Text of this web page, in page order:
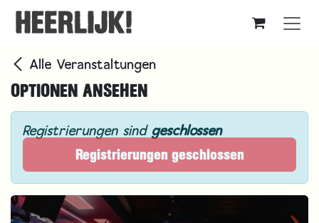
Zum Inhalt springen
Alle Veranstaltungen
OPTIONEN ANSEHEN
Registrierungen sind geschlossen
Registrierungen geschlossen